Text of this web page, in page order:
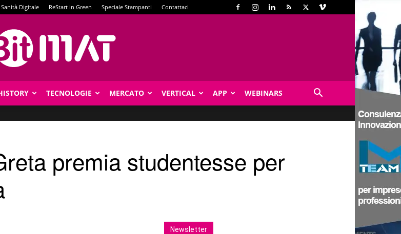
Sanità Digitale ReStart in Green Speciale Stampanti Contattaci
TECNOLOGIE MERCATO VERTICAL APP WEBINARS
premia studentesse per
Newsletter